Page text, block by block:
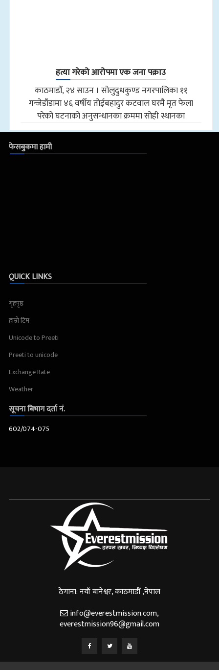
हत्या गरेको आरोपमा एक जना पक्राउ
काठमाडौँ, २४ साउन । सोलुदुधकुण्ड नगरपालिका ११
गन्जेडाँडामा ४६ वर्षीय तोईबहादुर कटवाल घरमै मृत फेला
परेको घटनाको अनुसन्धानका क्रममा सोही स्थानका
फेसबुकमा हामी
QUICK LINKS
गृहपृष्ठ
हाम्रो टिम
Unicode to Preeti
Preeti to unicode
Exchange Rate
Weather
सूचना बिभाग दर्ता नं.
602/074-075
ठेगाना: नयाँ बानेश्वर, काठमाडौँ ,नेपाल
info@everestmission.com,
everestmission96@gmail.com